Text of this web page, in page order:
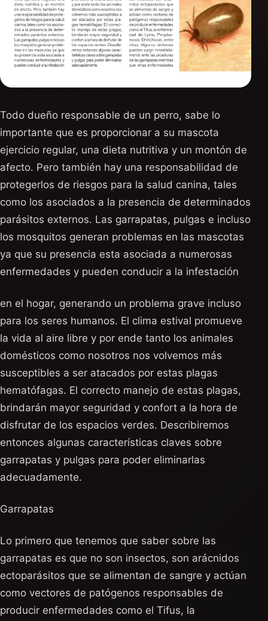
Todo dueño responsable de un perro, sabe lo
importante que es proporcionar a su mascota
ejercicio regular, una dieta nutritiva y un montón de
afecto. Pero también hay una responsabilidad de
protegerlos de riesgos para la salud canina, tales
como los asociados a la presencia de determinados
parásitos externos. Las garrapatas, pulgas e incluso
los mosquitos generan problemas en las mascotas
ya que su presencia esta asociada a numerosas
enfermedades y pueden conducir a la infestación
en el hogar, generando un problema grave incluso
para los seres humanos. El clima estival promueve
la vida al aire libre y por ende tanto los animales
domésticos como nosotros nos volvemos más
susceptibles a ser atacados por estas plagas
hematófagas. El correcto manejo de estas plagas,
brindarán mayor seguridad y confort a la hora de
disfrutar de los espacios verdes. Describiremos
entonces algunas características claves sobre
garrapatas y pulgas para poder eliminarlas
adecuadamente.
Garrapatas
Lo primero que tenemos que saber sobre las
garrapatas es que no son insectos, son arácnidos
ectoparásitos que se alimentan de sangre y actúan
como vectores de patógenos responsables de
producir enfermedades como el Tifus, la